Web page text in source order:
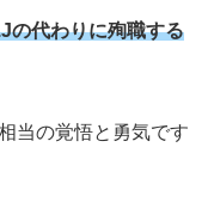
の代わりに殉職する
当の覚悟と勇気です